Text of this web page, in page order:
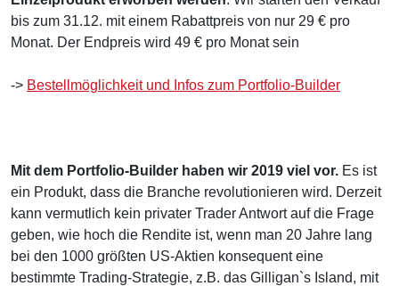
bis zum 31.12. mit einem Rabattpreis von nur 29 € pro
Monat. Der Endpreis wird 49 € pro Monat sein
-> Bestellmöglichkeit und Infos zum Portfolio-Builder
Mit dem Portfolio-Builder haben wir 2019 viel vor. Es ist
ein Produkt, dass die Branche revolutionieren wird. Derzeit
kann vermutlich kein privater Trader Antwort auf die Frage
geben, wie hoch die Rendite ist, wenn man 20 Jahre lang
bei den 1000 größten US-Aktien konsequent eine
bestimmte Trading-Strategie, z.B. das Gilligan`s Island, mit